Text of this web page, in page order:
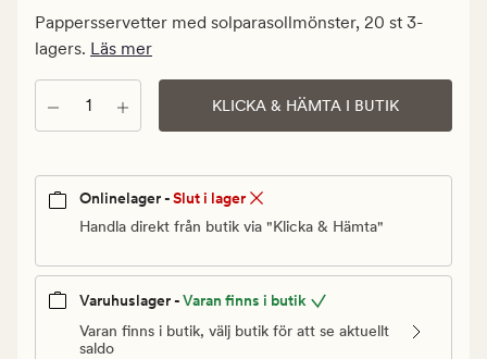
0
Ordinarie
pris
49,90
kr
Pappersservetter med solparasollmönster, 20 st 3-
lagers. Läs mer
Antal KLICKA & HÄMTA I BUTIK
Onlinelager -Slut i lager
Handla direkt från butik via "Klicka & Hämta"
Varuhuslager -Varan finns i butik
Varan finns i butik, välj butik för att se aktuellt
saldo